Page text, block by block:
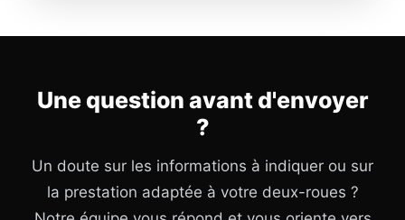
Une question avant d'envoyer
?
Un doute sur les informations à indiquer ou sur
la prestation adaptée à votre deux-roues ?